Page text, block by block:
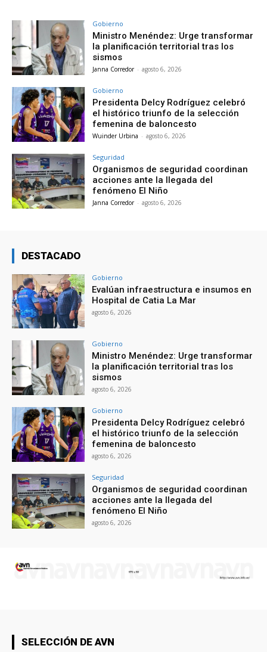
Gobierno
Ministro Menéndez: Urge transformar
la planificación territorial tras los
sismos
Janna Corredor - agosto 6, 2026
Gobierno
Presidenta Delcy Rodríguez celebró
el histórico triunfo de la selección
femenina de baloncesto
Wuinder Urbina - agosto 6, 2026
Seguridad
Organismos de seguridad coordinan
acciones ante la llegada del
fenómeno El Niño
Janna Corredor - agosto 6, 2026
DESTACADO
Gobierno
Evalúan infraestructura e insumos en
Hospital de Catia La Mar
agosto 6, 2026
Gobierno
Ministro Menéndez: Urge transformar
la planificación territorial tras los
sismos
agosto 6, 2026
Gobierno
Presidenta Delcy Rodríguez celebró
el histórico triunfo de la selección
femenina de baloncesto
agosto 6, 2026
Seguridad
Organismos de seguridad coordinan
acciones ante la llegada del
fenómeno El Niño
agosto 6, 2026
SELECCIÓN DE AVN